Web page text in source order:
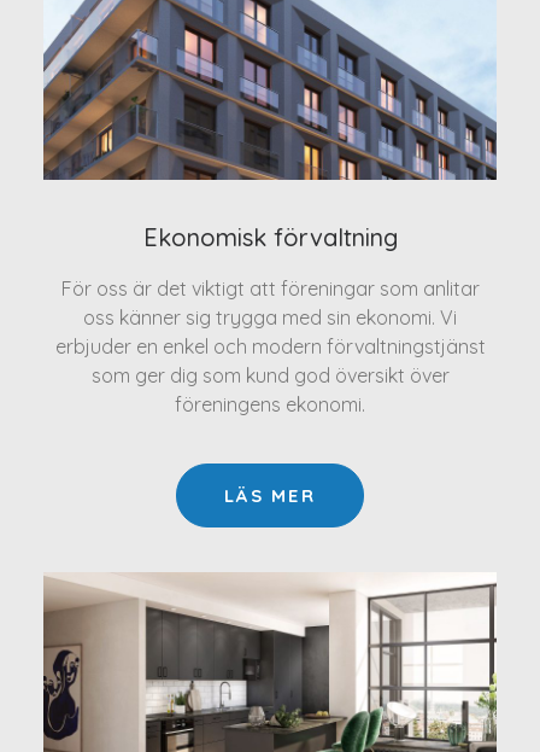
Ekonomisk förvaltning
För oss är det viktigt att föreningar som anlitar
oss känner sig trygga med sin ekonomi. Vi
erbjuder en enkel och modern förvaltningstjänst
som ger dig som kund god översikt över
föreningens ekonomi.
LÄS MER